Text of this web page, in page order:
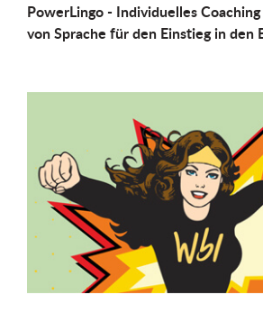
PowerLingo - Individuelles
von Sprache für den Einstieg in den